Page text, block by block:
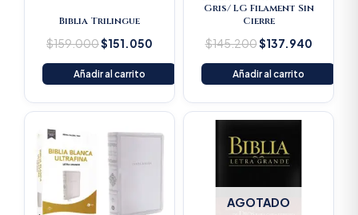
Biblia Trilingue
$159.000$151.050
Añadir al carrito
Gris/ LG Filament Sin
Cierre
$145.200$137.940
Añadir al carrito
AGOTADO